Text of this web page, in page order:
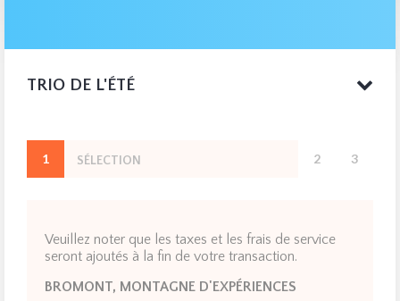
TRIO DE L'ÉTÉ
L’été c’est fait pour s’amuser et passer du bon temps en
famille et entre amis! Venez vivres des moments
inoubliables à Foresta Lumina, au Zoo de Granby, à Voiles
1 SÉLECTION 2 3
Veuillez noter que les taxes et les frais de service
seront ajoutés à la fin de votre transaction.
BROMONT, MONTAGNE D'EXPÉRIENCES